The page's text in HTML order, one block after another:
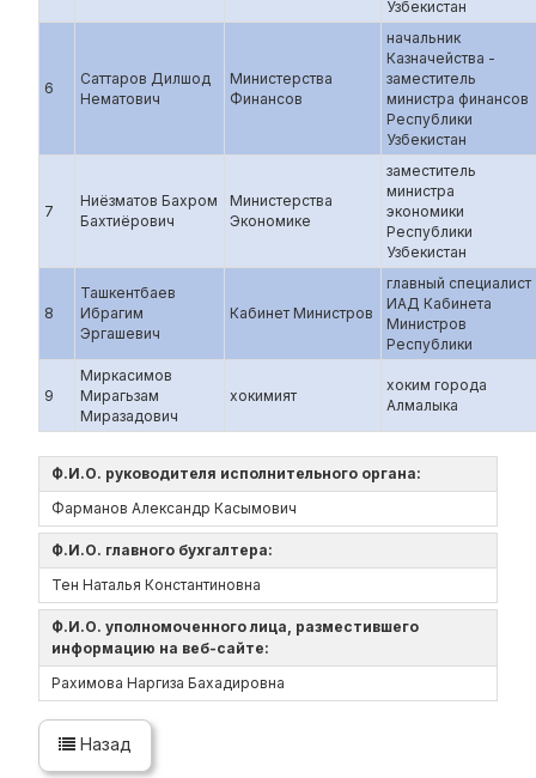
Узбекистан
6
Саттаров Дилшод
Нематович
Министерства
Финансов
начальник
Казначейства -
заместитель
министра финансов
Республики
Узбекистан
7
Ниёзматов Бахром
Бахтиёрович
Министерства
Экономике
заместитель
министра
экономики
Республики
Узбекистан
8
Ташкентбаев
Ибрагим
Эргашевич
Кабинет Министров
главный специалист
ИАД Кабинета
Министров
Республики
9
Миркасимов
Мирагьзам
Миразадович
хокимият
хоким города
Алмалыка
Ф.И.О. руководителя исполнительного органа:
Фарманов Александр Касымович
Ф.И.О. главного бухгалтера:
Тен Наталья Константиновна
Ф.И.О. уполномоченного лица, разместившего
информацию на веб-сайте:
Рахимова Наргиза Бахадировна
Назад